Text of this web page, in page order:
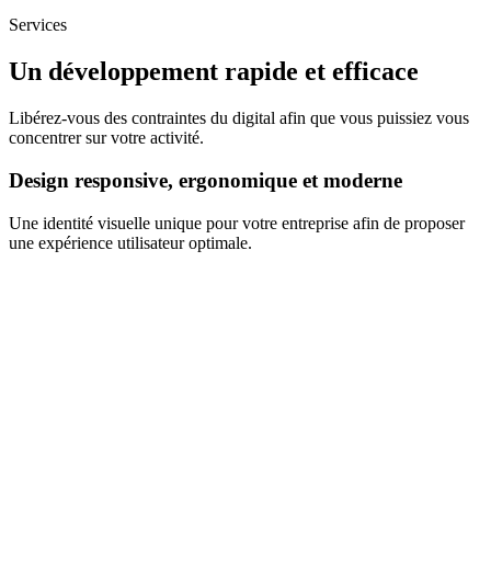
Services
Un développement rapide et efficace
Libérez-vous des contraintes du digital afin que vous puissiez vous
concentrer sur votre activité.
Design responsive, ergonomique et moderne
Une identité visuelle unique pour votre entreprise afin de proposer
une expérience utilisateur optimale.